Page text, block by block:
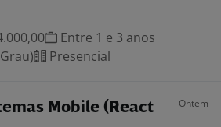
Entre 1 e 3 anos
Presencial
Mobile (React
Ontem